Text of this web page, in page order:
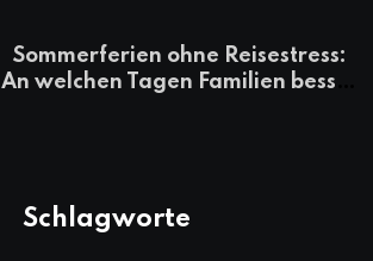
Sommerferien ohne Reisestress:
An welchen Tagen Familien besser
Schlagworte